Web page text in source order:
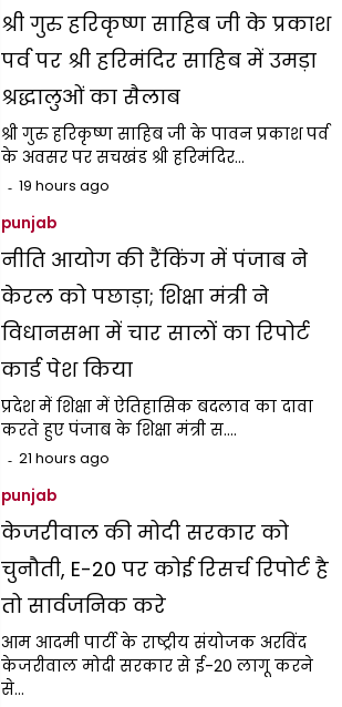
श्री गुरु हरिकृष्ण साहिब जी के प्रकाश
पर्व पर श्री हरिमंदिर साहिब में उमड़ा
श्रद्धालुओं का सैलाब
श्री गुरु हरिकृष्ण साहिब जी के पावन प्रकाश पर्व
के अवसर पर सचखंड श्री हरिमंदिर…
19 hours ago
punjab
नीति आयोग की रैंकिंग में पंजाब ने
केरल को पछाड़ा; शिक्षा मंत्री ने
विधानसभा में चार सालों का रिपोर्ट
कार्ड पेश किया
प्रदेश में शिक्षा में ऐतिहासिक बदलाव का दावा
करते हुए पंजाब के शिक्षा मंत्री स.…
21 hours ago
punjab
केजरीवाल की मोदी सरकार को
चुनौती, E-20 पर कोई रिसर्च रिपोर्ट है
तो सार्वजनिक करे
आम आदमी पार्टी के राष्ट्रीय संयोजक अरविंद
केजरीवाल मोदी सरकार से ई-20 लागू करने
से…